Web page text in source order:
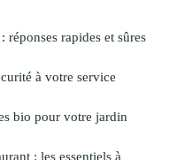
réponses rapides et sûres
à votre service
bio pour votre jardin
: les essentiels à